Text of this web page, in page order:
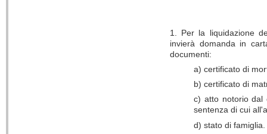
1. Per la liquidazione
invierà domanda in
documenti:
a) certificato di
b) certificato di
c) atto notorio dal
sentenza di cui
d) stato di famiglia.